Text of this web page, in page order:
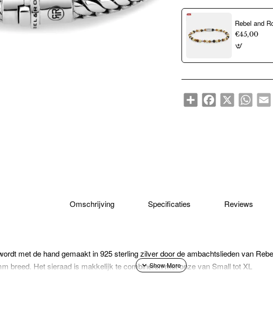
€45,00
ShareFacebook
X
Omschrijving Specificaties Reviews
met de hand gemaakt in 925 sterling zilver door de ambachtslieden van
breed. Het sieraad is makkelijk te combineren met onze van Small tot XL